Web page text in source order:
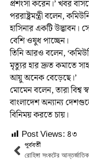
প্রশংসা করেন।’ খবর
পররাষ্ট্রমন্ত্রী বলেন,
হাসিনার একটি উদ্ভাবন।
বেশি ওষুধ পাচ্ছেন।
তিনি আরও বলেন,
মৃত্যুর হার দ্রুত কমাতে
আয়ু অনেক বেড়েছে।’
মোমেন বলেন, তারা বিশ্ব
বাংলাদেশ অন্যান্য
বিনিময় করতে চায়।
Post Views: ৪৩
পূর্ববর্তী